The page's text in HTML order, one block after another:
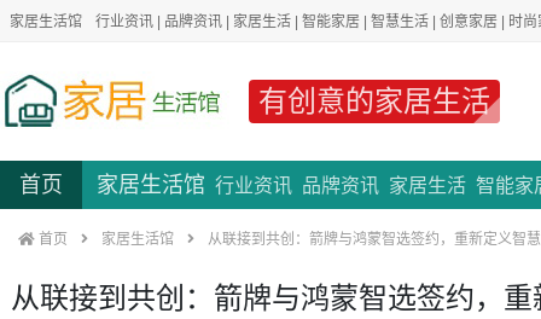
家居生活馆 行业资讯 | 品牌资讯 | 家居生活 | 智能家居 | 智慧生活 | 创意家居 | 时
有创意的家居生活
首页 家居生活馆 行业资讯 品牌资讯 家居生活 智能家
首页 家居生活馆 从联接到共创：箭牌与鸿蒙智选签约，重新定义智
从联接到共创：箭牌与鸿蒙智选签约，